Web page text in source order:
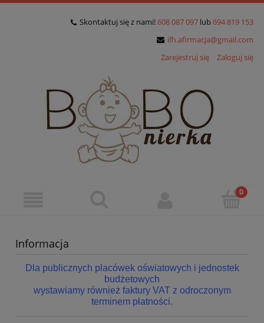
Skontaktuj się z nami! 608 087 097 lub 694 819 153
ifh.afirmacja@gmail.com
Zarejestruj się
Zaloguj się
Informacja
Dla publicznych placówek oświatowych i jednostek
budżetowych
wystawiamy również faktury VAT z odroczonym
terminem płatności.